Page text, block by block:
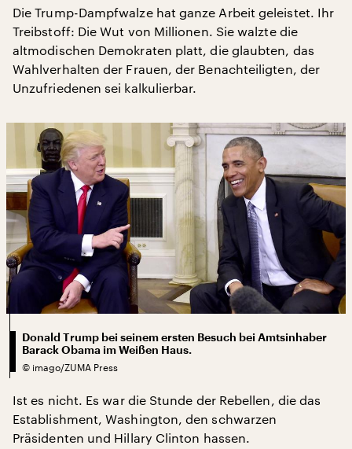
Die Trump-Dampfwalze hat ganze Arbeit geleistet. Ihr
Treibstoff: Die Wut von Millionen. Sie walzte die
altmodischen Demokraten platt, die glaubten, das
Wahlverhalten der Frauen, der Benachteiligten, der
Unzufriedenen sei kalkulierbar.
Donald Trump bei seinem ersten Besuch bei Amtsinhaber
Barack Obama im Weißen Haus.
© imago/ZUMA Press
Ist es nicht. Es war die Stunde der Rebellen, die das
Establishment, Washington, den schwarzen
Präsidenten und Hillary Clinton hassen.